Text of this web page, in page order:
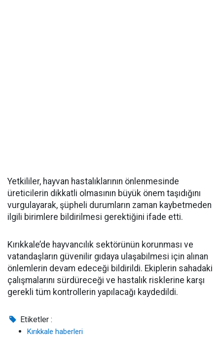
Yetkililer, hayvan hastalıklarının önlenmesinde
üreticilerin dikkatli olmasının büyük önem taşıdığını
vurgulayarak, şüpheli durumların zaman kaybetmeden
ilgili birimlere bildirilmesi gerektiğini ifade etti.
Kırıkkale’de hayvancılık sektörünün korunması ve
vatandaşların güvenilir gıdaya ulaşabilmesi için alınan
önlemlerin devam edeceği bildirildi. Ekiplerin sahadaki
çalışmalarını sürdüreceği ve hastalık risklerine karşı
gerekli tüm kontrollerin yapılacağı kaydedildi.
Etiketler :
Kırıkkale haberleri